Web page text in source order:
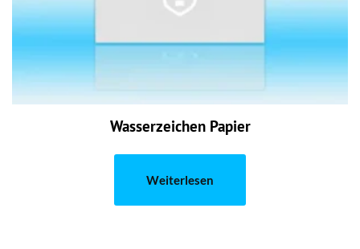
Wasserzeichen Papier
Weiterlesen